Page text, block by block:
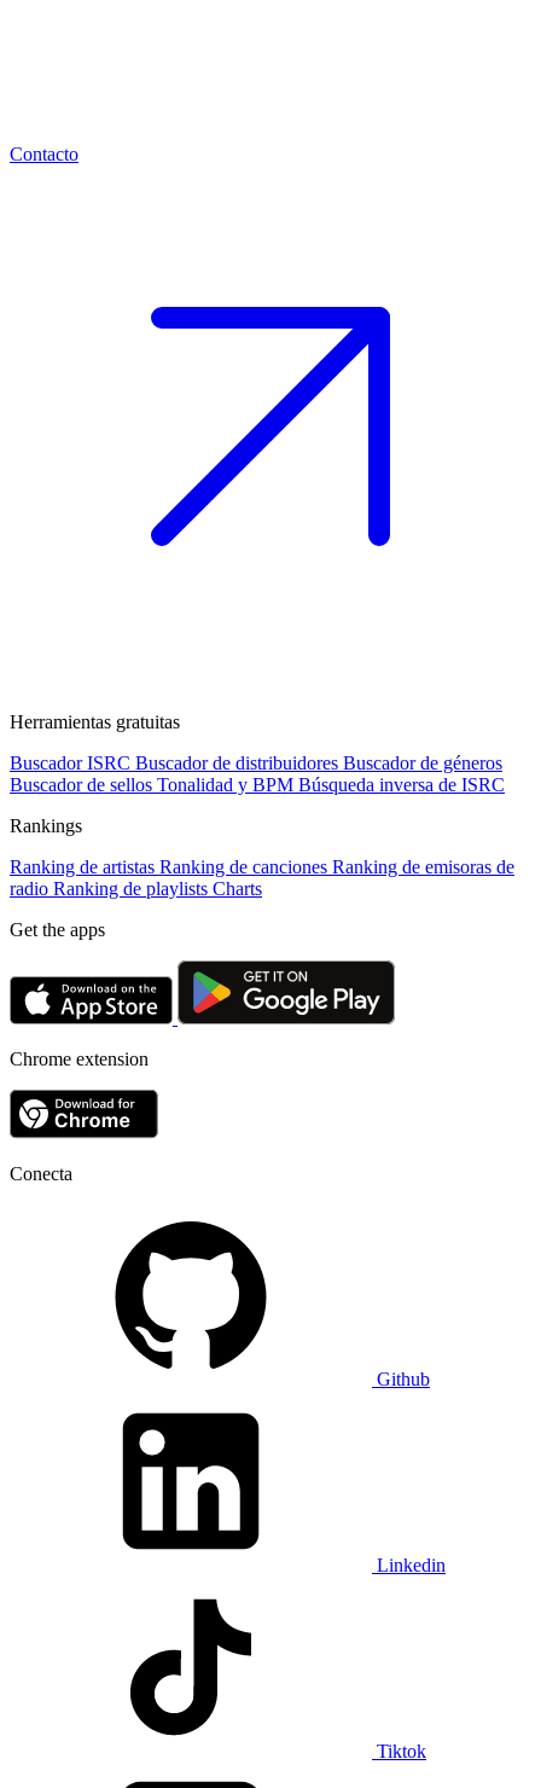
Contacto
Herramientas gratuitas
Buscador ISRC Buscador de distribuidores Buscador de géneros
Buscador de sellos Tonalidad y BPM Búsqueda inversa de ISRC
Rankings
Ranking de artistas Ranking de canciones Ranking de emisoras de
radio Ranking de playlists Charts
Get the apps
Chrome extension
Conecta
Github
Linkedin
Tiktok